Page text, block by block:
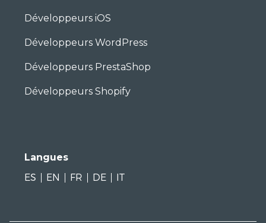
Développeurs iOS
Développeurs WordPress
Développeurs PrestaShop
Développeurs Shopify
Langues
ES
EN FR DE IT